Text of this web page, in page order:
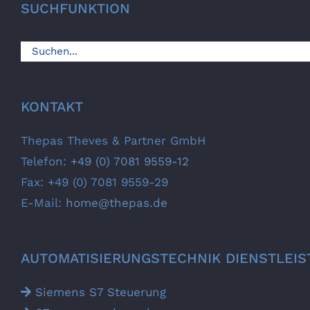
SUCHFUNKTION
Suche
KONTAKT
Thepas Theves & Partner GmbH
Telefon: +49 (0) 7081 9559-12
Fax: +49 (0) 7081 9559-29
E-Mail: home@thepas.de
AUTOMATISIERUNGS­TECHNIK
Siemens S7 Steuerung